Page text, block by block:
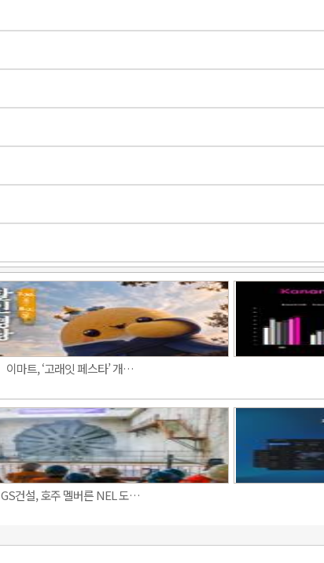
이마트, ‘고래잇 페스타’ 개…
GS건설, 호주 멜버른 NEL 도…